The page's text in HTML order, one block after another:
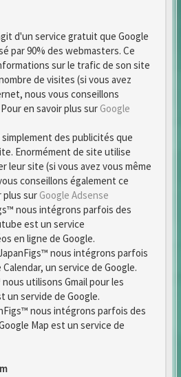
d'un service gratuit que Google
par 90% des webmasters. Ce
sur le trafic de son site
de visites (si vous avez
nous vous conseillons
en savoir plus sur Google
des publicités que
Enormément de site utilise
leur site (si vous avez vous même
conseillons également ce
plus sur Google Adsense
nous intégrons parfois des
est un service
en ligne de Google.
nous intégrons parfois
un service de Google.
nous utilisons Gmail pour les
un servide de Google.
nous intégrons parfois des
Map est un service de